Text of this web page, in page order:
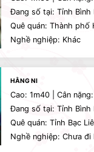
Đang số tại: Tỉnh Bình
Quê quán: Thành phố
Nghề nghiệp: Khác
HẰNG NI
Cao: 1m40 | Cân
Đang số tại: Tỉnh Bình
Quê quán: Tỉnh Bạc
Nghề nghiệp: Chưa đi